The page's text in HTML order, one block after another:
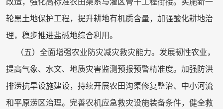
改造，强化高标准农田渠系与灌区骨干工程衔接。实施新一
轮黑土地保护工程，提升耕地有机质含量，加强酸化耕地治
理，稳步推进盐碱地综合利用。
（五）全面增强农业防灾减灾救灾能力。发展韧性农业，
提高气象、水文、地质灾害监测预报预警精准度。加强防洪
排涝抗旱设施建设，持续开展农田沟渠修复整治、中小河流
和平原涝区治理。完善农机应急救灾设施装备条件，健全救